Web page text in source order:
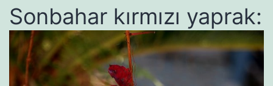
Sonbahar kırmızı yaprak: